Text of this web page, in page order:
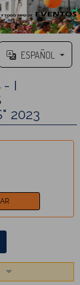
ESPAÑOL
- I
2023